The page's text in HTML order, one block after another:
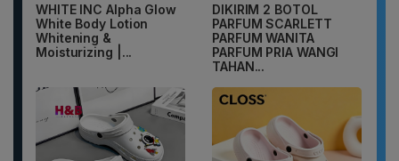
WHITE INC Alpha Glow
White Body Lotion
Whitening &
Moisturizing |...
DIKIRIM 2 BOTOL
PARFUM SCARLETT
PARFUM WANITA
PARFUM PRIA WANGI
TAHAN...